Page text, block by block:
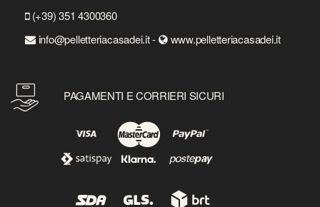
(+39) 351 4300360
info@pelletteriacasadei.it -
www.pelletteriacasadei.it
PAGAMENTI E CORRIERI SICURI